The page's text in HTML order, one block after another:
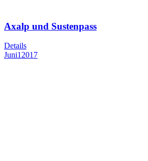
Axalp und Sustenpass
Details
Juni1 2017